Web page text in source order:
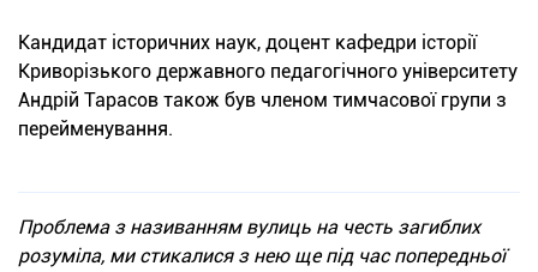
Кандидат історичних наук, доцент кафедри історії
Криворізького державного педагогічного університету
Андрій Тарасов також був членом тимчасової групи з
перейменування.
Проблема з називанням вулиць на честь загиблих
розуміла, ми стикалися з нею ще під час попередньої